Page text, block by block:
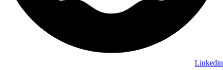
Linkedin